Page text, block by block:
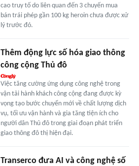
cao truy tố do liên quan đến 3 chuyến mua
bán trái phép gần 100 kg heroin chưa được xử
lý trước đó.
Thêm động lực số hóa giao thông
công cộng Thủ đô
Việc tăng cường ứng dụng công nghệ trong
vận tải hành khách công cộng đang được kỳ
vọng tạo bước chuyển mới về chất lượng dịch
vụ, tối ưu vận hành và gia tăng tiện ích cho
người dân Thủ đô trong giai đoạn phát triển
giao thông đô thị hiện đại.
Transerco đưa AI và công nghệ số